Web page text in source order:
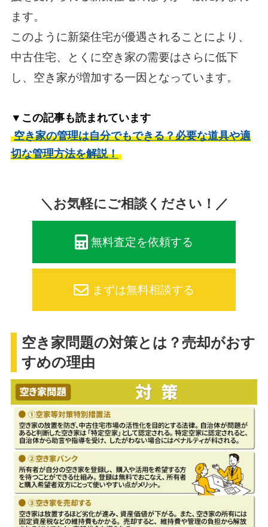
ます。
このように新築住宅が優遇されることにより、
中古住宅、とくに空き家の需要はさらに低下
し、空き家が増加する一因となっています。
▼この記事も読まれています
空き家の管理は自分でもできる？必要な道具や適
切な管理方法を解説！
＼お気軽にご相談ください！／
無料査定を依頼する
まずは無料相談する
空き家問題の対策とは？売却がおす
すめの理由